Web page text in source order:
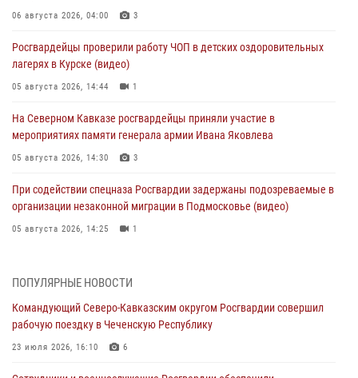
06 августа 2026, 04:00 3
Росгвардейцы проверили работу ЧОП в детских оздоровительных
лагерях в Курске (видео)
05 августа 2026, 14:44 1
На Северном Кавказе росгвардейцы приняли участие в
мероприятиях памяти генерала армии Ивана Яковлева
05 августа 2026, 14:30 3
При содействии спецназа Росгвардии задержаны подозреваемые в
организации незаконной миграции в Подмосковье (видео)
05 августа 2026, 14:25 1
задержании подозреваемых в причинении имущественного ущерба
Формулу безопасности показал спецназ Росгвардии юным
динамовцам Свердловской области
ПОПУЛЯРНЫЕ НОВОСТИ
Командующий Северо-Кавказским округом Росгвардии совершил
рабочую поездку в Чеченскую Республику
23 июля 2026, 16:10 6